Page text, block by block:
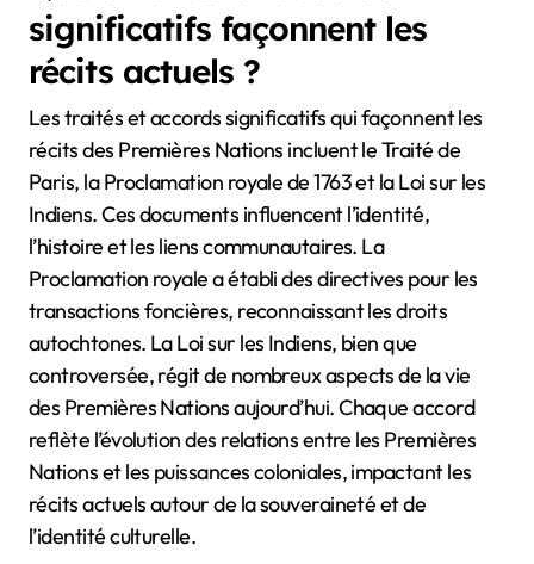
l’importance de la terre, de la spiritualité et de
l’interconnexion. Ces éléments forment la base de
tapisserie d’histoires qui résonnent à la fois avec les
publics autochtones et non autochtones.
Quels traités et accords
significatifs façonnent les
récits actuels ?
Les traités et accords significatifs qui façonnent les
récits des Premières Nations incluent le Traité de
Paris, la Proclamation royale de 1763 et la Loi sur les
Indiens. Ces documents influencent l’identité,
l’histoire et les liens communautaires. La
Proclamation royale a établi des directives pour les